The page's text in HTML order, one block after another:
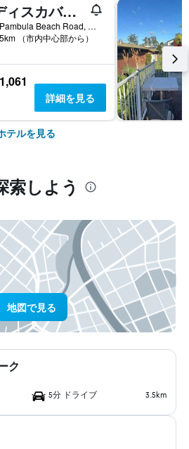
ディスカバリー パークス - パンブラ ビーチ
1 Pambula Beach Road, メリンブラ, NSW, オーストラリア
（市内中心部から）
詳細を見る
テルを見る
索しよう
地図で見る
ク
5分 ドライブ 3.5km